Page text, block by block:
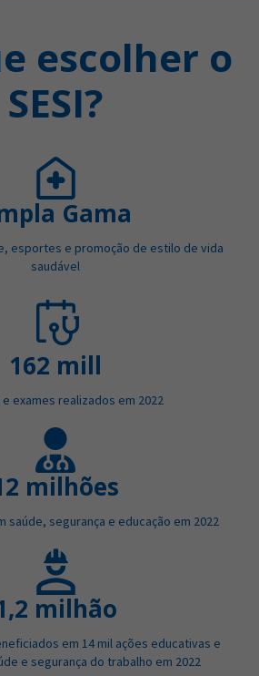
escolher o
SESI?
Gama
esportes e promoção de estilo de vida
saudável
162 mill
exames realizados em 2022
milhões
saúde, segurança e educação em 2022
milhão
em 14 mil ações educativas e
e segurança do trabalho em 2022